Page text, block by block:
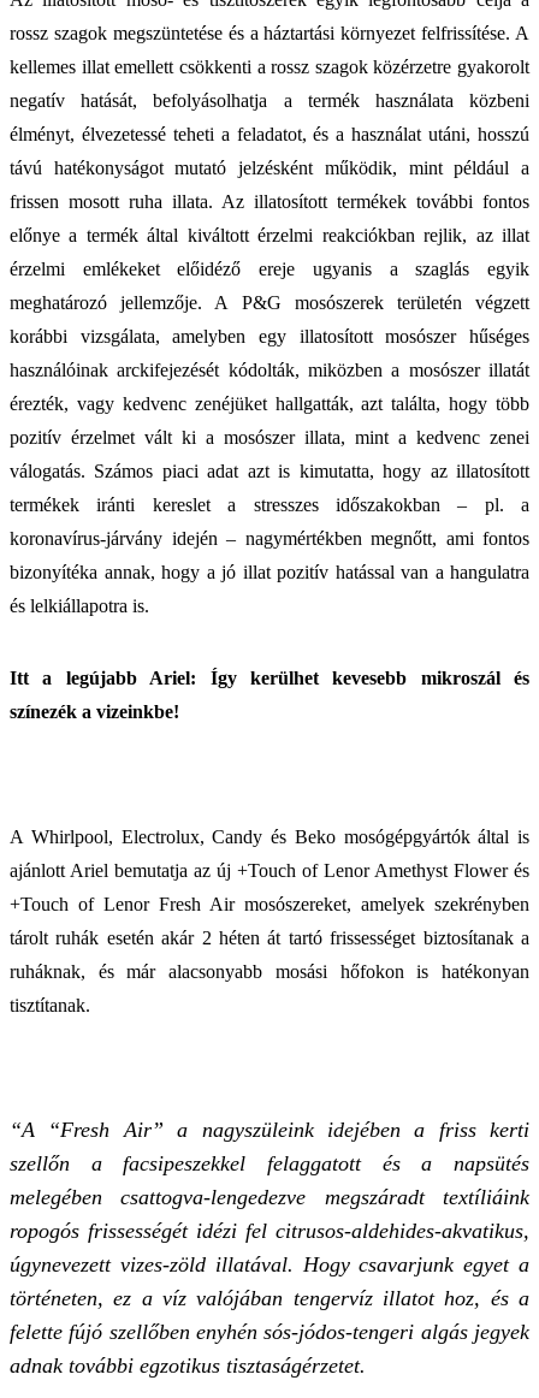
rossz szagok megszüntetése és a háztartási környezet felfrissítése. A
kellemes illat emellett csökkenti a rossz szagok közérzetre gyakorolt
negatív hatását, befolyásolhatja a termék használata közbeni
élményt, élvezetessé teheti a feladatot, és a használat utáni, hosszú
távú hatékonyságot mutató jelzésként működik, mint például a
frissen mosott ruha illata. Az illatosított termékek további fontos
előnye a termék által kiváltott érzelmi reakciókban rejlik, az illat
érzelmi emlékeket előidéző ereje ugyanis a szaglás egyik
meghatározó jellemzője. A P&G mosószerek területén végzett
korábbi vizsgálata, amelyben egy illatosított mosószer hűséges
használóinak arckifejezését kódolták, miközben a mosószer illatát
érezték, vagy kedvenc zenéjüket hallgatták, azt találta, hogy több
pozitív érzelmet vált ki a mosószer illata, mint a kedvenc zenei
válogatás. Számos piaci adat azt is kimutatta, hogy az illatosított
termékek iránti kereslet a stresszes időszakokban – pl. a
koronavírus-járvány idején – nagymértékben megnőtt, ami fontos
bizonyítéka annak, hogy a jó illat pozitív hatással van a hangulatra
és lelkiállapotra is.
Itt a legújabb Ariel: Így kerülhet kevesebb mikroszál és
színezék a vizeinkbe!
A Whirlpool, Electrolux, Candy és Beko mosógépgyártók által is
ajánlott Ariel bemutatja az új +Touch of Lenor Amethyst Flower és
+Touch of Lenor Fresh Air mosószereket, amelyek szekrényben
tárolt ruhák esetén akár 2 héten át tartó frissességet biztosítanak a
ruháknak, és már alacsonyabb mosási hőfokon is hatékonyan
tisztítanak.
“A “Fresh Air” a nagyszüleink idejében a friss kerti
szellőn a facsipeszekkel felaggatott és a napsütés
melegében csattogva-lengedezve megszáradt textíliáink
ropogós frissességét idézi fel citrusos-aldehides-akvatikus,
úgynevezett vizes-zöld illatával. Hogy csavarjunk egyet a
történeten, ez a víz valójában tengervíz illatot hoz, és a
felette fújó szellőben enyhén sós-jódos-tengeri algás jegyek
adnak további egzotikus tisztaságérzetet.